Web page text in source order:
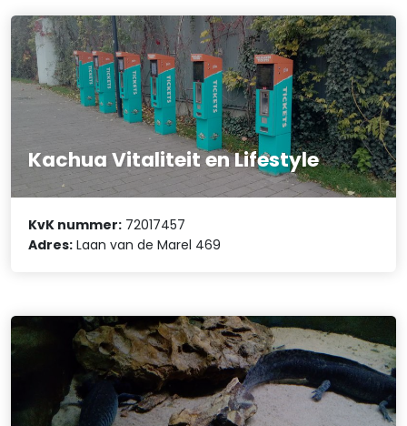
Kachua Vitaliteit en Lifestyle
KvK nummer: 72017457
Adres: Laan van de Marel 469